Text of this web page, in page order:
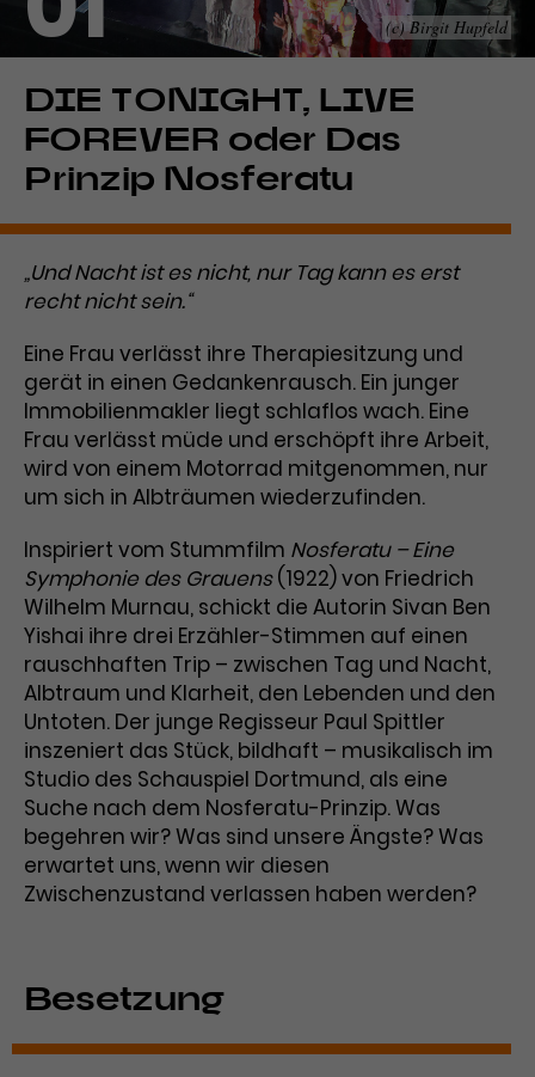
Laufzeit 1 Tag
Dieses Cookie wird von Google
Analytics installiert. Das Cookie
wird verwendet, um Informationen
darüber zu speichern, wie
Besucher*innen eine Website
nutzen, und hilft bei der Erstellung
Performance der Website. Die
erhobenen Daten umfassen in
der Besuche, die Quelle, aus der sie
stammen, und die besuchten
Seiten.
Anbieter Google Analytics
Laufzeit 1 Minute
Zweck
Das ist ein von Google Analytics
gesetztes Cookie. Bestimmte
Daten werden nur maximal einmal
pro Minute an Google Analytics
gesendet. Solange es gesetzt ist,
werden bestimmte
Datenübertragungen
unterbunden.
Name _gcl_aw
Anbieter Google Ads
Laufzeit 3 Monate
Zweck
Informationen zu Werbeklicks und
dient der Zuordnung von
Kampagnen.
Name _gcl_dc
Laufzeit 3 Monate
Zweck
Dieses Cookie wird verwendet, um
Nutzerinteraktionen mit
Werbeanzeigen zu messen und
Remarketing-Funktionen
bereitzustellen.
Name IDE
Anbieter Google / DoubleClick
Zweck
Dieses Cookie dient der Anzeige
personalisierter Werbung und
misst die Wirksamkeit von
(c) Birgit Hupfeld
DIE TONIGHT, LIVE
FOREVER oder Das
Prinzip Nosferatu
„Und Nacht ist es nicht, nur Tag kann es erst
recht nicht sein.“
Eine Frau verlässt ihre Therapiesitzung und
gerät in einen Gedankenrausch. Ein junger
Immobilienmakler liegt schlaflos wach. Eine
Frau verlässt müde und erschöpft ihre Arbeit,
wird von einem Motorrad mitgenommen, nur
um sich in Albträumen wiederzufinden.
Inspiriert vom Stummfilm Nosferatu – Eine
Symphonie des Grauens(1922) von Friedrich
Wilhelm Murnau, schickt die Autorin Sivan Ben
Yishai ihre drei Erzähler-Stimmen auf einen
rauschhaften Trip – zwischen Tag und Nacht,
Albtraum und Klarheit, den Lebenden und den
Untoten. Der junge Regisseur Paul Spittler
inszeniert das Stück, bildhaft – musikalisch im
Studio des Schauspiel Dortmund, als eine
Suche nach dem Nosferatu-Prinzip. Was
begehren wir? Was sind unsere Ängste? Was
erwartet uns, wenn wir diesen
Zwischenzustand verlassen haben werden?
Besetzung